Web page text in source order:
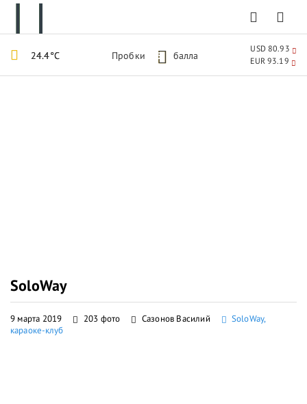
SoloWay
9 марта 2019 203 фото Сазонов Василий
SoloWay,
караоке-клуб
24.4°C Пробки 5 балла
USD 80.93
EUR 93.19